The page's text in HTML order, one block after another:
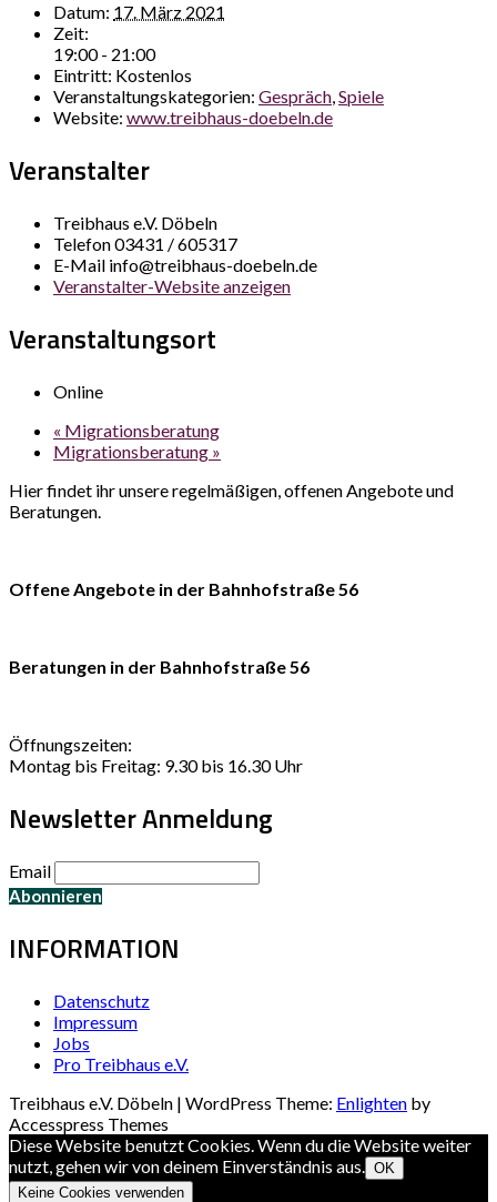
Datum: 17. März 2021
Zeit:
19:00 - 21:00
Eintritt: Kostenlos
Veranstaltungskategorien: Gespräch,Spiele
Website: www.treibhaus-doebeln.de
Veranstalter
Treibhaus e.V. Döbeln
Telefon03431 / 605317
E-Mail info@treibhaus-doebeln.de
Veranstalter-Website anzeigen
Veranstaltungsort
Online
« Migrationsberatung
Migrationsberatung »
Hier findet ihr unsere regelmäßigen, offenen Angebote und
Beratungen.
Offene Angebote in der Bahnhofstraße 56
Beratungen in der Bahnhofstraße 56
Öffnungszeiten:
Montag bis Freitag: 9.30 bis 16.30 Uhr
Newsletter Anmeldung
Email
INFORMATION
Datenschutz
Impressum
Jobs
Pro Treibhaus e.V.
Treibhaus e.V. Döbeln | WordPress Theme: Enlighten by
Accesspress Themes
Diese Website benutzt Cookies. Wenn du die Website weiter
nutzt, gehen wir von deinem Einverständnis aus.
OK
Keine Cookies verwenden